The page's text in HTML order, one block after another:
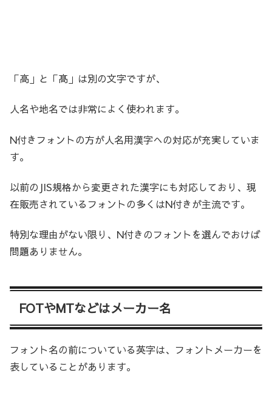
「高」と「髙」は別の文字ですが、
人名や地名では非常によく使われます。
N付きフォントの方が人名用漢字への対応が充実していま
す。
以前のJIS規格から変更された漢字にも対応しており、現
在販売されているフォントの多くはN付きが主流です。
特別な理由がない限り、N付きのフォントを選んでおけば
問題ありません。
FOTやMTなどはメーカー名
フォント名の前についている英字は、フォントメーカーを
表していることがあります。